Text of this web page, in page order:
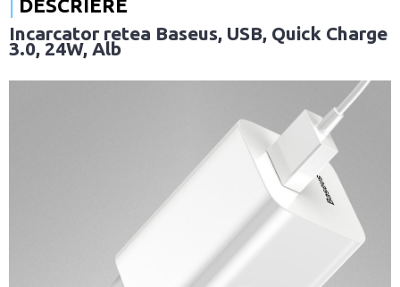
DESCRIERE
Incarcator retea Baseus, USB, Quick Charge
3.0, 24W, Alb